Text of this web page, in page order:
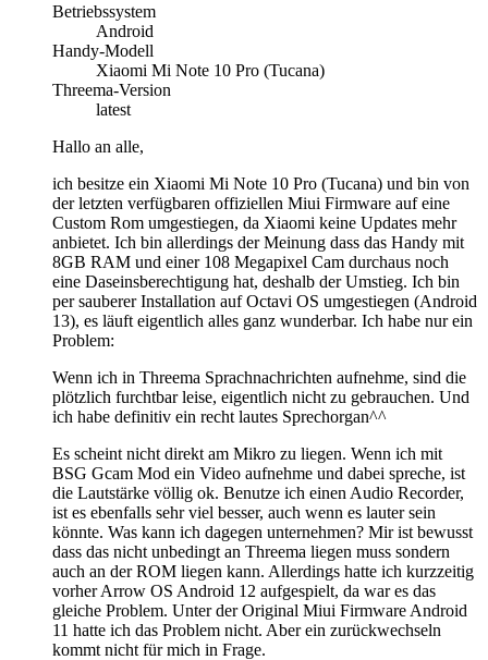
Betriebssystem
Android
Handy-Modell
Xiaomi Mi Note 10 Pro (Tucana)
Threema-Version
latest
Hallo an alle,
ich besitze ein Xiaomi Mi Note 10 Pro (Tucana) und bin von
der letzten verfügbaren offiziellen Miui Firmware auf eine
Custom Rom umgestiegen, da Xiaomi keine Updates mehr
anbietet. Ich bin allerdings der Meinung dass das Handy mit
8GB RAM und einer 108 Megapixel Cam durchaus noch
eine Daseinsberechtigung hat, deshalb der Umstieg. Ich bin
per sauberer Installation auf Octavi OS umgestiegen (Android
13), es läuft eigentlich alles ganz wunderbar. Ich habe nur ein
Problem:
Wenn ich in Threema Sprachnachrichten aufnehme, sind die
plötzlich furchtbar leise, eigentlich nicht zu gebrauchen. Und
ich habe definitiv ein recht lautes Sprechorgan^^
Es scheint nicht direkt am Mikro zu liegen. Wenn ich mit
BSG Gcam Mod ein Video aufnehme und dabei spreche, ist
die Lautstärke völlig ok. Benutze ich einen Audio Recorder,
ist es ebenfalls sehr viel besser, auch wenn es lauter sein
könnte. Was kann ich dagegen unternehmen? Mir ist bewusst
dass das nicht unbedingt an Threema liegen muss sondern
auch an der ROM liegen kann. Allerdings hatte ich kurzzeitig
vorher Arrow OS Android 12 aufgespielt, da war es das
gleiche Problem. Unter der Original Miui Firmware Android
11 hatte ich das Problem nicht. Aber ein zurückwechseln
kommt nicht für mich in Frage.